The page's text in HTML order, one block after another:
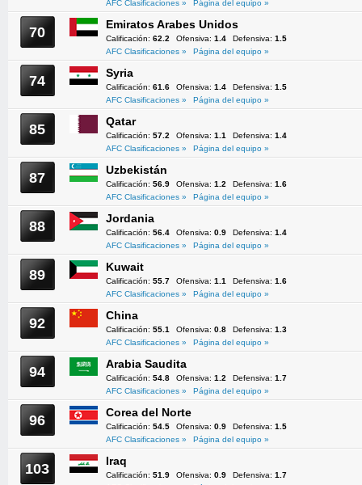
AFC Clasificaciones »
Página del equipo »
70 Emiratos Arabes Unidos
Calificación: 62.2 Ofensiva: 1.4 Defensiva: 1.5
AFC Clasificaciones »
Página del equipo »
74 Syria
Calificación: 61.6 Ofensiva: 1.4 Defensiva: 1.5
AFC Clasificaciones »
Página del equipo »
85 Qatar
Calificación: 57.2 Ofensiva: 1.1 Defensiva: 1.4
AFC Clasificaciones »
Página del equipo »
87 Uzbekistán
Calificación: 56.9 Ofensiva: 1.2 Defensiva: 1.6
AFC Clasificaciones »
Página del equipo »
88 Jordania
Calificación: 56.4 Ofensiva: 0.9 Defensiva: 1.4
AFC Clasificaciones »
Página del equipo »
89 Kuwait
Calificación: 55.7 Ofensiva: 1.1 Defensiva: 1.6
AFC Clasificaciones »
Página del equipo »
92 China
Calificación: 55.1 Ofensiva: 0.8 Defensiva: 1.3
AFC Clasificaciones »
Página del equipo »
94 Arabia Saudita
Calificación: 54.8 Ofensiva: 1.2 Defensiva: 1.7
AFC Clasificaciones »
Página del equipo »
96 Corea del Norte
Calificación: 54.5 Ofensiva: 0.9 Defensiva: 1.5
AFC Clasificaciones »
Página del equipo »
103 Iraq
Calificación: 51.9 Ofensiva: 0.9 Defensiva: 1.7